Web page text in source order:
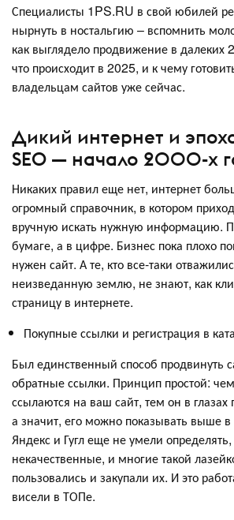
Специалисты 1PS.RU в свой юбилей
нырнуть в ностальгию – вспомнить
как выглядело продвижение в далеких
что происходит в 2025, и к чему
владельцам сайтов уже сейчас.
Дикий интернет и
SEO — начало 2000-х
Никаких правил еще нет, интернет
огромный справочник, в котором
вручную искать нужную информацию.
бумаге, а в цифре. Бизнес пока плохо
нужен сайт. А те, кто все-таки
неизведанную землю, не знают, как
страницу в интернете.
Покупные ссылки и регистрация в
Был единственный способ продвинуть
обратные ссылки. Принцип простой:
ссылаются на ваш сайт, тем он в глазах
а значит, его можно показывать выше в
Яндекс и Гугл еще не умели
некачественные, и многие такой
пользовались и закупали их. И это
висели в ТОПе.